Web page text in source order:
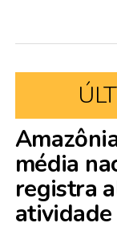
média
registra
atividade